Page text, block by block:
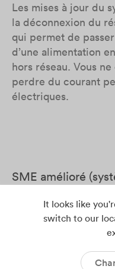
Les mises à jour du
la déconnexion du
qui permet de
d’une alimentation
hors réseau. Vous
perdre du courant
électriques.
SME amélioré
Notre nouvelle
monophasés ASW
It looks like
switch to our